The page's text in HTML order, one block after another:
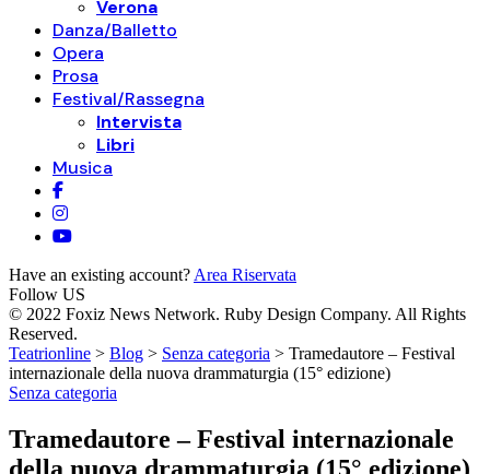
Verona
Danza/Balletto
Opera
Prosa
Festival/Rassegna
Intervista
Libri
Musica
Have an existing account? Area Riservata
Follow US
© 2022 Foxiz News Network. Ruby Design Company. All Rights
Reserved.
Teatrionline > Blog > Senza categoria > Tramedautore – Festival
internazionale della nuova drammaturgia (15° edizione)
Senza categoria
Tramedautore – Festival internazionale